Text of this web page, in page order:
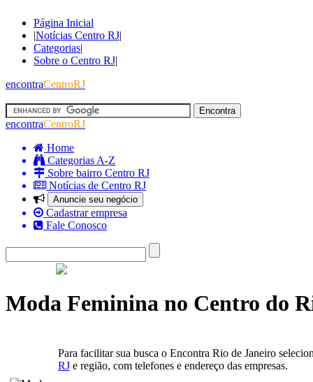
Página Inicial
|Notícias Centro RJ|
Categorias|
Sobre o Centro RJ|
encontraCentroRJ
encontraCentroRJ
Home
Categorias A-Z
Sobre bairro Centro RJ
Notícias de Centro RJ
Anuncie seu negócio
Cadastrar empresa
Fale Conosco
Moda Feminina no Centro do
Para facilitar sua busca o Encontra Rio de Janeiro
RJ e região, com telefones e endereço das empresas.